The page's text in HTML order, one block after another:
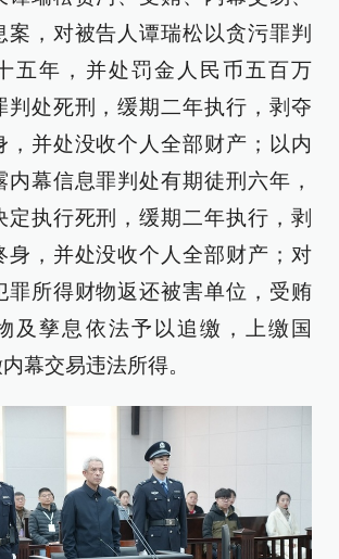
案，对被告人谭瑞松以贪污罪判
五年，并处罚金人民币五百万
判处死刑，缓期二年执行，剥夺
，并处没收个人全部财产；以内
幕信息罪判处有期徒刑六年，
定执行死刑，缓期二年执行，剥
身，并处没收个人全部财产；对
罪所得财物返还被害单位，受贿
及孳息依法予以追缴，上缴国
幕交易违法所得。